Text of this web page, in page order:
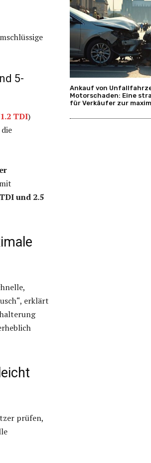
5-
TDI)
und 2.5
erklärt
prüfen,
Ankauf von
Motorschaden: Eine
für Verkäufer zur